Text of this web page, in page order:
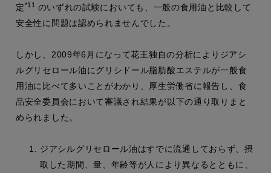
定*11 のいずれの試験においても、一般の食用油と比較して
安全性に問題は認められませんでした。
しかし、2009年6月になって花王独自の分析によりジアシ
ルグリセロール油にグリシドール脂肪酸エステルが一般食
用油に比べて多いことがわかり、厚生労働省に報告し、食
品安全委員会において審議され結果が以下の通り取りまと
められました。
ジアシルグリセロール油はすでに流通しておらず、摂
取した期間、量、年齢等が人により異なるとともに、